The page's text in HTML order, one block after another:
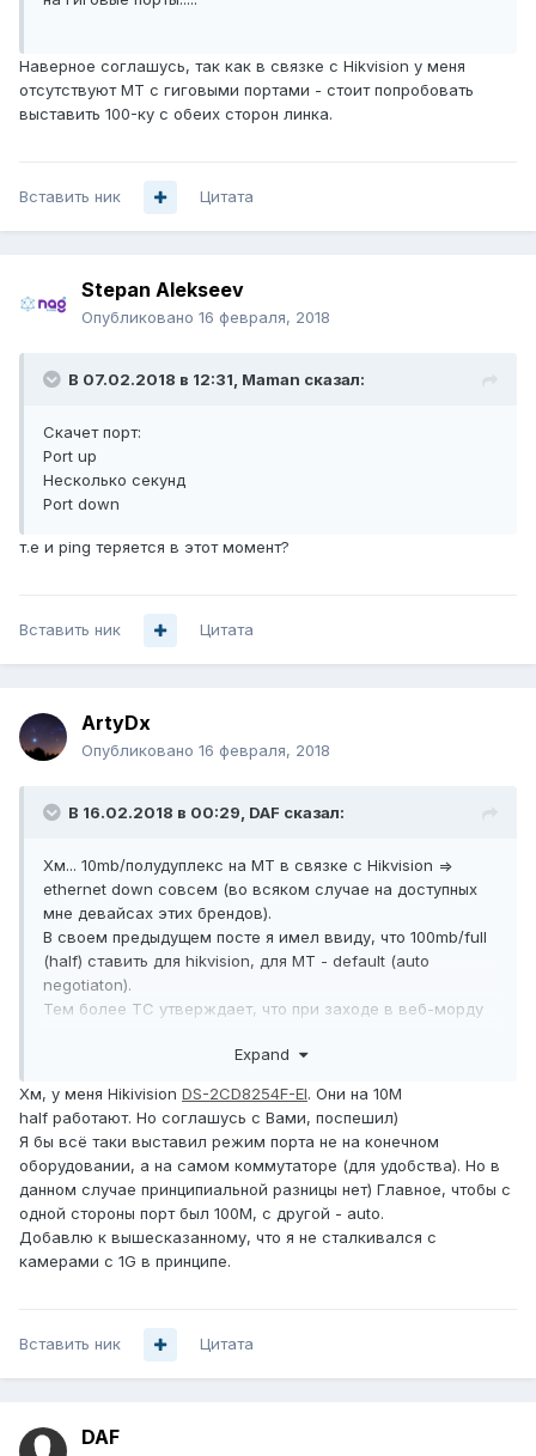
Наверное соглашусь, так как в связке с Hikvision у меня
отсутствуют МТ с гиговыми портами - стоит попробовать
выставить 100-ку с обеих сторон линка.
Вставить ник Цитата
Stepan Alekseev
Опубликовано 16 февраля, 2018
В 07.02.2018 в 12:31, Maman сказал:
Скачет порт:
Port up
Несколько секунд
Port down
т.е и ping теряется в этот момент?
Вставить ник Цитата
ArtyDx
Опубликовано 16 февраля, 2018
В 16.02.2018 в 00:29, DAF сказал:
Хм... 10mb/полудуплекс на МТ в связке с Hikvision =>
ethernet down совсем (во всяком случае на доступных
мне девайсах этих брендов).
В своем предыдущем посте я имел ввиду, что 100mb/full
(half) ставить для hikvision, для MT - default (auto
negotiaton).
Тем более ТС утверждает, что при заходе в веб-морду
Expand
Хм, у меня Hikivision DS-2CD8254F-EI. Они на 10М
half работают. Но соглашусь с Вами, поспешил)
Я бы всё таки выставил режим порта не на конечном
оборудовании, а на самом коммутаторе (для удобства). Но в
данном случае принципиальной разницы нет) Главное, чтобы с
одной стороны порт был 100М, с другой - auto.
Добавлю к вышесказанному, что я не сталкивался с
камерами с 1G в принципе.
Вставить ник Цитата
DAF